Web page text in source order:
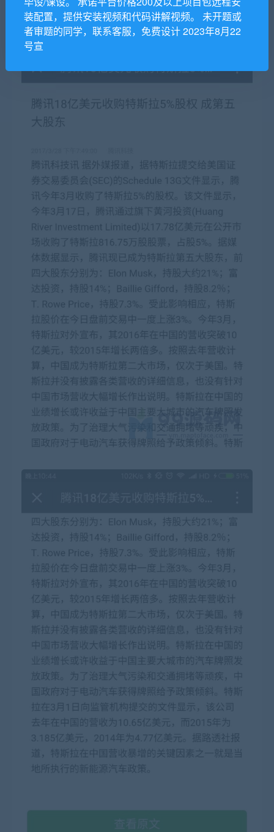
装配置，提供安装视频和代码讲解视频。 未开题或
者审题的同学，联系客服，免费设计 2023年8月22
号宣